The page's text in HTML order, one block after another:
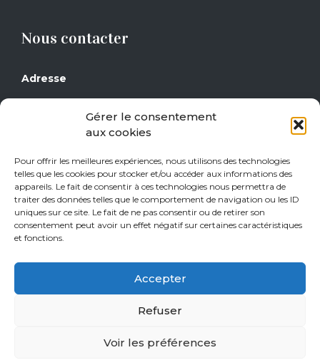
Gérer le consentement
aux cookies
Pour offrir les meilleures expériences, nous utilisons des technologies
telles que les cookies pour stocker et/ou accéder aux informations des
appareils. Le fait de consentir à ces technologies nous permettra de
traiter des données telles que le comportement de navigation ou les ID
uniques sur ce site. Le fait de ne pas consentir ou de retirer son
consentement peut avoir un effet négatif sur certaines caractéristiques
et fonctions.
Accepter
Refuser
Voir les préférences
Nous contacter
Adresse
1430 Rebecq
0477/29 16 14
0471/21 01 08
Heures d’ouverture
Samedi de 10h à 18h
Sur rendez-vous tous les autres jours.